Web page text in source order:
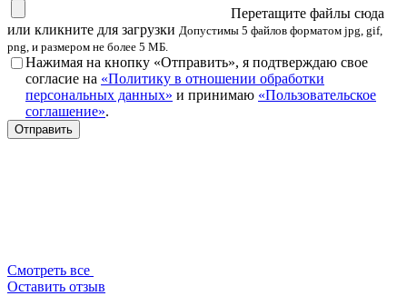
Перетащите файлы сюда
или кликните для загрузки Допустимы 5 файлов форматом jpg, gif,
png, и размером не более 5 МБ.
Нажимая на кнопку «Отправить», я подтверждаю свое
согласие на «Политику в отношении обработки
персональных данных» и принимаю «Пользовательское
соглашение».
Смотреть все
Оставить отзыв